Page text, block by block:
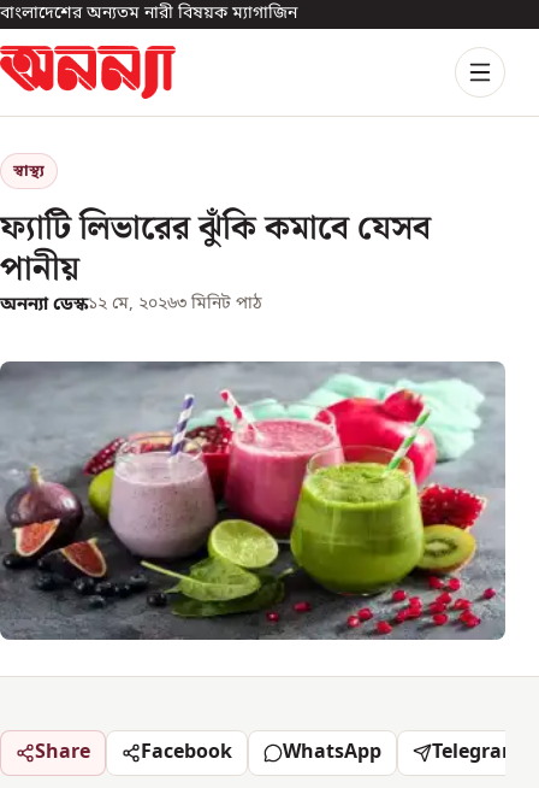
বাংলাদেশের অন্যতম নারী বিষয়ক ম্যাগাজিন
স্বাস্থ্য
ফ্যাটি লিভারের ঝুঁকি কমাবে যেসব
পানীয়
অনন্যা ডেস্ক১২ মে, ২০২৬৩ মিনিট পাঠ
Share Facebook WhatsApp Telegram